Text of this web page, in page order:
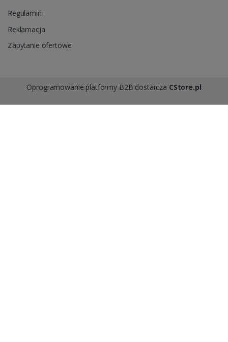
Regulamin
Reklamacja
Zapytanie ofertowe
Oprogramowanie platformy B2B dostarcza CStore.pl